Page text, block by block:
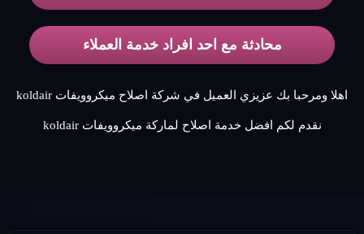
محادثة مع احد افراد خدمة العملاء
اهلا ومرحبا بك عزيزي العميل في شركة اصلاح ميكروويفات koldair
نقدم لكم افضل خدمة اصلاح لماركة ميكروويفات koldair